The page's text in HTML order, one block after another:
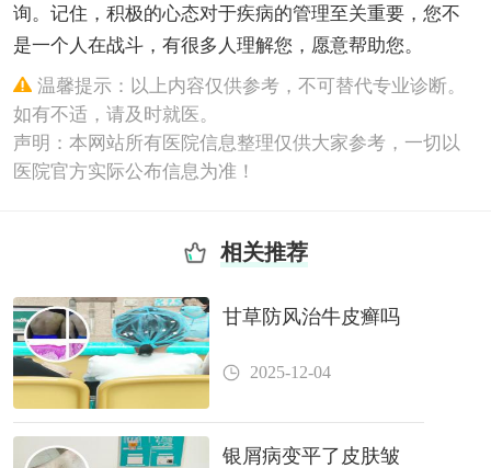
询。记住，积极的心态对于疾病的管理至关重要，您不
是一个人在战斗，有很多人理解您，愿意帮助您。
温馨提示：以上内容仅供参考，不可替代专业诊断。
如有不适，请及时就医。
声明：本网站所有医院信息整理仅供大家参考，一切以
医院官方实际公布信息为准！
相关推荐
甘草防风治牛皮癣吗
2025-12-04
银屑病变平了皮肤皱